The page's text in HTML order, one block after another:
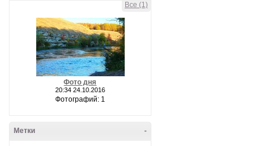
Все (1)
Фото дня
20:34 24.10.2016
Фотографий: 1
-
Метки